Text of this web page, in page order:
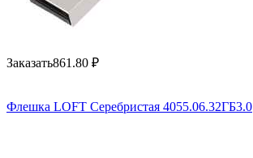
Заказать861.80 ₽
Флешка LOFT Серебристая 4055.06.32ГБ3.0